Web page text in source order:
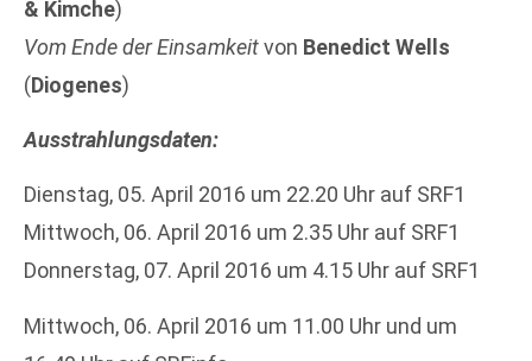
& Kimche)
Vom Ende der Einsamkeitvon Benedict Wells
(Diogenes)
Ausstrahlungsdaten:
Dienstag, 05. April 2016 um 22.20 Uhr auf SRF1
Mittwoch, 06. April 2016 um 2.35 Uhr auf SRF1
Donnerstag, 07. April 2016 um 4.15 Uhr auf SRF1
Mittwoch, 06. April 2016 um 11.00 Uhr und um